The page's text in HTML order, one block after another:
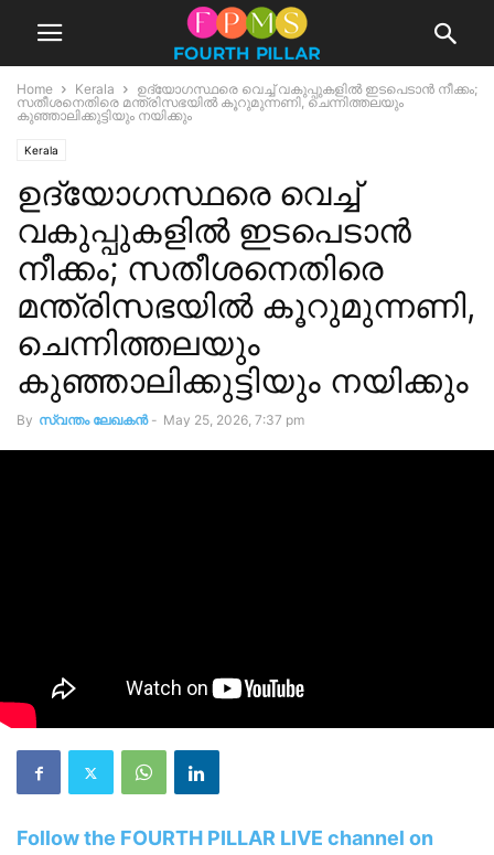
Home Kerala
ഉദ്യോഗസ്ഥരെ വെച്ച് വകുപ്പുകളിൽ ഇടപെടാൻ നീക്കം;
സതീശനെതിരെ മന്ത്രിസഭയിൽ കൂറുമുന്നണി, ചെന്നിത്തലയും
കുഞ്ഞാലിക്കുട്ടിയും നയിക്കും
Kerala
ഉദ്യോഗസ്ഥരെ വെച്ച്
വകുപ്പുകളിൽ ഇടപെടാൻ
നീക്കം; സതീശനെതിരെ
മന്ത്രിസഭയിൽ കൂറുമുന്നണി,
ചെന്നിത്തലയും
കുഞ്ഞാലിക്കുട്ടിയും നയിക്കും
By സ്വന്തം ലേഖകന്‍ - May 25, 2026, 7:37 pm
Follow the FOURTH PILLAR LIVE channel on